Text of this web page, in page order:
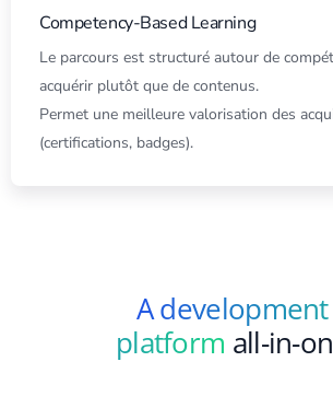
Competency-Based Learning
Le parcours est structuré autour de
acquérir plutôt que de contenus.
Permet une meilleure valorisation des
(certifications, badges).
A development
platform all-in-